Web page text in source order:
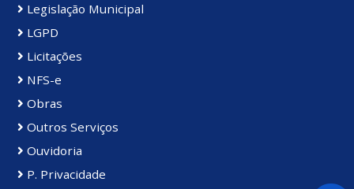
Legislação Municipal
LGPD
Licitações
NFS-e
Obras
Outros Serviços
Ouvidoria
P. Privacidade